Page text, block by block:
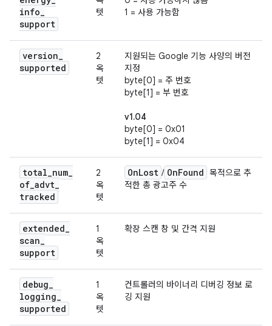
info_
support
텟
1 = 사용 가능함
version_
supported
2
옥
텟
지원되는 Google 기능 사양의 버전
지정
byte[0] = 주 번호
byte[1] = 부 번호
v1.04
byte[0] = 0x01
byte[1] = 0x04
total_num_
of_advt_
tracked
2
옥
텟
OnLost / OnFound 목적으로 추
적한 총 광고주 수
extended_
scan_
support
1
옥
텟
확장 스캔 창 및 간격 지원
debug_
logging_
supported
1
옥
텟
컨트롤러의 바이너리 디버깅 정보 로
깅 지원